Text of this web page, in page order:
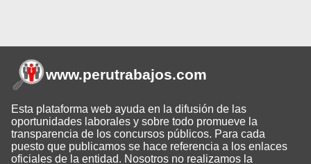
www.perutrabajos.com
Esta plataforma web ayuda en la difusión de las
oportunidades laborales y sobre todo promueve la
transparencia de los concursos públicos. Para cada
puesto que publicamos se hace referencia a los enlaces
oficiales de la entidad. Nosotros no realizamos la